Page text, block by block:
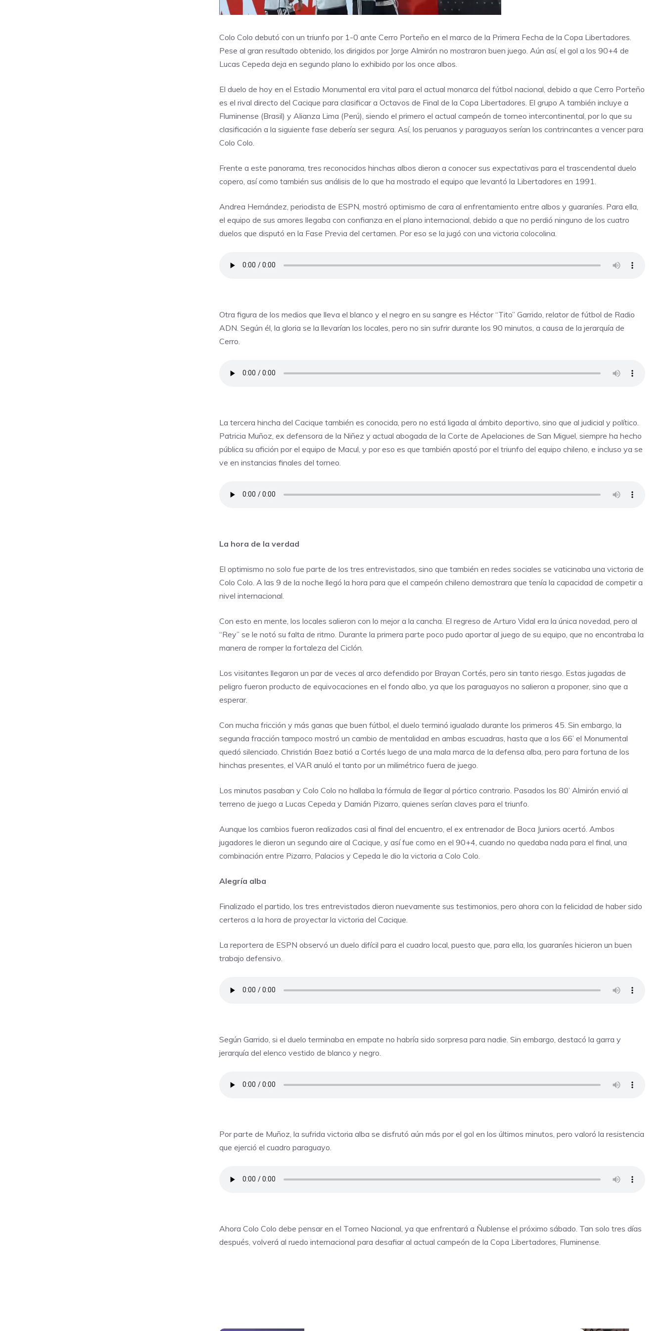
Colo Colo debutó con un triunfo por 1-0 ante Cerro Porteño en el marco de la Primera Fecha de la Copa Libertadores.
Pese al gran resultado obtenido, los dirigidos por Jorge Almirón no mostraron buen juego. Aún así, el gol a los 90+4 de
Lucas Cepeda deja en segundo plano lo exhibido por los once albos.
El duelo de hoy en el Estadio Monumental era vital para el actual monarca del fútbol nacional, debido a que Cerro Porteño
es el rival directo del Cacique para clasificar a Octavos de Final de la Copa Libertadores. El grupo A también incluye a
Fluminense (Brasil) y Alianza Lima (Perú), siendo el primero el actual campeón de torneo intercontinental, por lo que su
clasificación a la siguiente fase debería ser segura. Así, los peruanos y paraguayos serían los contrincantes a vencer para
Colo Colo.
Frente a este panorama, tres reconocidos hinchas albos dieron a conocer sus expectativas para el trascendental duelo
copero, así como también sus análisis de lo que ha mostrado el equipo que levantó la Libertadores en 1991.
Andrea Hernández, periodista de ESPN, mostró optimismo de cara al enfrentamiento entre albos y guaraníes. Para ella,
el equipo de sus amores llegaba con confianza en el plano internacional, debido a que no perdió ninguno de los cuatro
duelos que disputó en la Fase Previa del certamen. Por eso se la jugó con una victoria colocolina.
Otra figura de los medios que lleva el blanco y el negro en su sangre es Héctor “Tito” Garrido, relator de fútbol de Radio
ADN. Según él, la gloria se la llevarían los locales, pero no sin sufrir durante los 90 minutos, a causa de la jerarquía de
Cerro.
La tercera hincha del Cacique también es conocida, pero no está ligada al ámbito deportivo, sino que al judicial y político.
Patricia Muñoz, ex defensora de la Niñez y actual abogada de la Corte de Apelaciones de San Miguel, siempre ha hecho
pública su afición por el equipo de Macul, y por eso es que también apostó por el triunfo del equipo chileno, e incluso ya se
ve en instancias finales del torneo.
La hora de la verdad
El optimismo no solo fue parte de los tres entrevistados, sino que también en redes sociales se vaticinaba una victoria de
Colo Colo. A las 9 de la noche llegó la hora para que el campeón chileno demostrara que tenía la capacidad de competir a
nivel internacional.
Con esto en mente, los locales salieron con lo mejor a la cancha. El regreso de Arturo Vidal era la única novedad, pero al
“Rey” se le notó su falta de ritmo. Durante la primera parte poco pudo aportar al juego de su equipo, que no encontraba la
manera de romper la fortaleza del Ciclón.
Los visitantes llegaron un par de veces al arco defendido por Brayan Cortés, pero sin tanto riesgo. Estas jugadas de
peligro fueron producto de equivocaciones en el fondo albo, ya que los paraguayos no salieron a proponer, sino que a
esperar.
Con mucha fricción y más ganas que buen fútbol, el duelo terminó igualado durante los primeros 45. Sin embargo, la
segunda fracción tampoco mostró un cambio de mentalidad en ambas escuadras, hasta que a los 66’ el Monumental
quedó silenciado. Christián Baez batió a Cortés luego de una mala marca de la defensa alba, pero para fortuna de los
hinchas presentes, el VAR anuló el tanto por un milimétrico fuera de juego.
Los minutos pasaban y Colo Colo no hallaba la fórmula de llegar al pórtico contrario. Pasados los 80’ Almirón envió al
terreno de juego a Lucas Cepeda y Damián Pizarro, quienes serían claves para el triunfo.
Aunque los cambios fueron realizados casi al final del encuentro, el ex entrenador de Boca Juniors acertó. Ambos
jugadores le dieron un segundo aire al Cacique, y así fue como en el 90+4, cuando no quedaba nada para el final, una
combinación entre Pizarro, Palacios y Cepeda le dio la victoria a Colo Colo.
Alegría alba
Finalizado el partido, los tres entrevistados dieron nuevamente sus testimonios, pero ahora con la felicidad de haber sido
certeros a la hora de proyectar la victoria del Cacique.
La reportera de ESPN observó un duelo difícil para el cuadro local, puesto que, para ella, los guaraníes hicieron un buen
trabajo defensivo.
Según Garrido, si el duelo terminaba en empate no habría sido sorpresa para nadie. Sin embargo, destacó la garra y
jerarquía del elenco vestido de blanco y negro.
Por parte de Muñoz, la sufrida victoria alba se disfrutó aún más por el gol en los últimos minutos, pero valoró la resistencia
que ejerció el cuadro paraguayo.
Ahora Colo Colo debe pensar en el Torneo Nacional, ya que enfrentará a Ñublense el próximo sábado. Tan solo tres días
después, volverá al ruedo internacional para desafiar al actual campeón de la Copa Libertadores, Fluminense.